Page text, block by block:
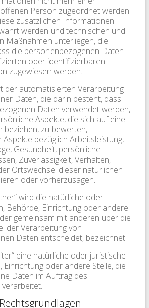
Person zugeordnet werden
zusätzlichen Informationen
werden und technischen und
Maßnahmen unterliegen, die
die personenbezogenen Daten
oder identifizierbaren
zugewiesen werden.
der automatisierten Verarbeitung
Daten, die darin besteht, dass
Daten verwendet werden,
Aspekte, die sich auf eine
beziehen, zu bewerten,
bezüglich Arbeitsleistung,
Gesundheit, persönliche
Zuverlässigkeit, Verhalten,
Ortswechsel dieser natürlichen
oder vorherzusagen.
wird die natürliche oder
Behörde, Einrichtung oder andere
gemeinsam mit anderen über die
der Verarbeitung von
Daten entscheidet, bezeichnet.
eine natürliche oder juristische
Einrichtung oder andere Stelle, die
Daten im Auftrag des